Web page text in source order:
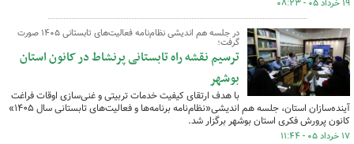
۱۹ خرداد ۰۵ - ۰۸:۲۳
در جلسه هم اندیشی نظام‌نامه فعالیت‌های تابستانی ۱۴۰۵ صورت
گرفت؛
ترسیم نقشه راه تابستانی پرنشاط در کانون استان
بوشهر
با هدف ارتقای کیفیت خدمات تربیتی و غنی‌سازی اوقات فراغت
آینده‌سازان استان، جلسه هم اندیشی«نظام‌نامه برنامه‌ها و فعالیت‌های تابستانی سال ۱۴۰۵»
کانون پرورش فکری استان بوشهر برگزار شد.
۱۷ خرداد ۰۵ - ۱۱:۴۴